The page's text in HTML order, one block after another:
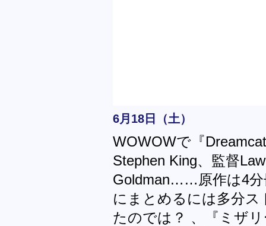
6月18日（土）
WOWOWで『
Stephen King、監督
Goldman……原作は4分
にまとめるには多分
たのでは？ 、『ミザ